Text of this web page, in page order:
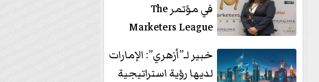
في مؤتمر The
Marketers League
وتدير جلسة...
خبير لـ”أزهري”: الإمارات
لديها رؤية استراتيجية